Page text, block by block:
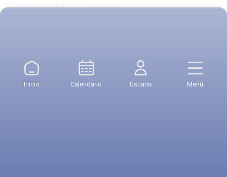
Colores, Medellín – Colombia
Inicio Calendario Usuario Menú